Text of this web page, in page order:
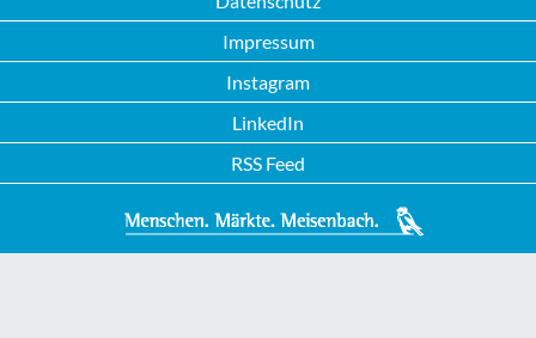
Impressum
Instagram
LinkedIn
RSS Feed